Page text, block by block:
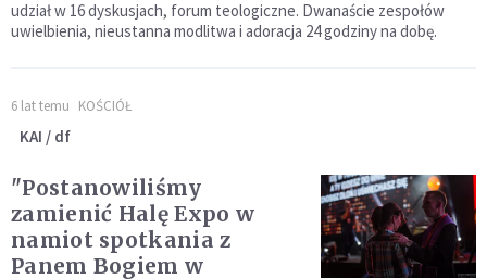
udział w 16 dyskusjach, forum teologiczne. Dwanaście zespołów
uwielbienia, nieustanna modlitwa i adoracja 24 godziny na dobę.
6 lat temu KOŚCIÓŁ
KAI / df
"Postanowiliśmy
zamienić Halę Expo w
namiot spotkania z
Panem Bogiem w